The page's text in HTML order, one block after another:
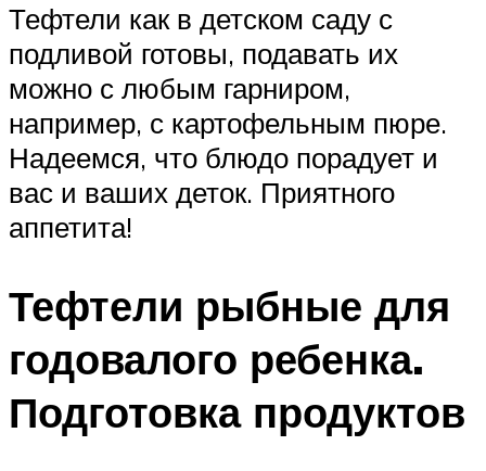
Тефтели как в детском саду с
подливой готовы, подавать их
можно с любым гарниром,
например, с картофельным пюре.
Надеемся, что блюдо порадует и
вас и ваших деток. Приятного
аппетита!
Тефтели рыбные для
годовалого ребенка.
Подготовка продуктов